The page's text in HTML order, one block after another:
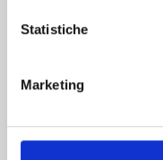
Statistiche
Marketing